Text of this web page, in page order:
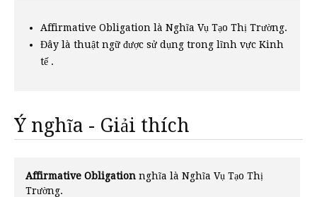
Affirmative Obligation là Nghĩa Vụ Tạo Thị Trường.
Đây là thuật ngữ được sử dụng trong lĩnh vực Kinh
tế .
Ý nghĩa - Giải thích
Affirmative Obligation nghĩa là Nghĩa Vụ Tạo Thị
Trường.